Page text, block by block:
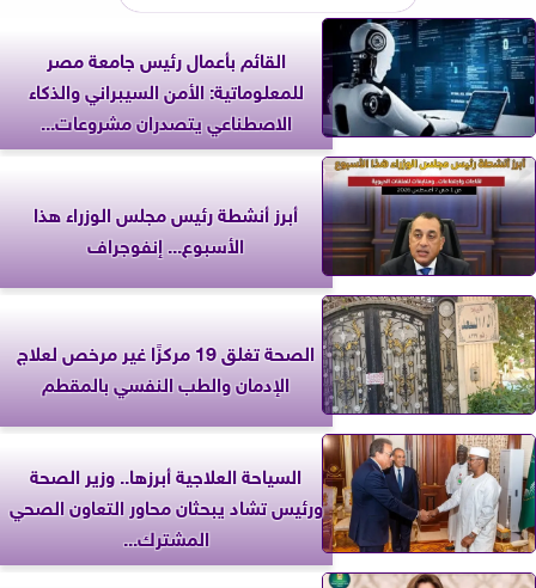
القائم بأعمال رئيس جامعة مصر
للمعلوماتية: الأمن السيبراني والذكاء
الاصطناعي يتصدران مشروعات...
أبرز أنشطة رئيس مجلس الوزراء هذا
الأسبوع... إنفوجراف
الصحة تغلق 19 مركزًا غير مرخص لعلاج
الإدمان والطب النفسي بالمقطم
السياحة العلاجية أبرزها.. وزير الصحة
ورئيس تشاد يبحثان محاور التعاون الصحي
المشترك...